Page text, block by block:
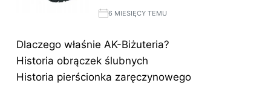
6 MIESIĘCY TEMU
Dlaczego właśnie AK-Biżuteria?
Historia obrączek ślubnych
Historia pierścionka zaręczynowego